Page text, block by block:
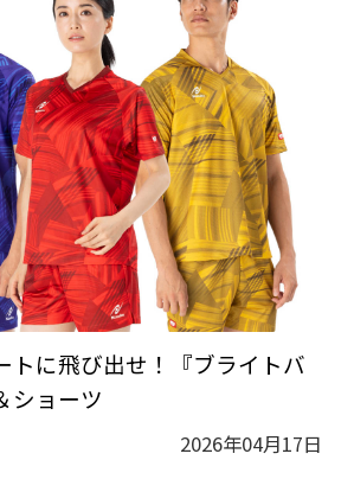
トに飛び出せ！『ブライトバ
ショーツ
2026年04月17日